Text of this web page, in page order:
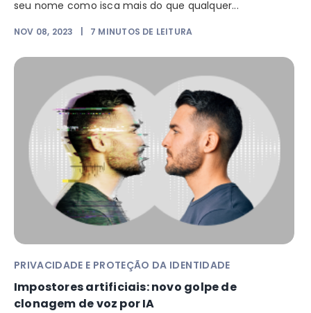
seu nome como isca mais do que qualquer...
NOV 08, 2023 7 MINUTOS DE LEITURA
PRIVACIDADE E PROTEÇÃO DA IDENTIDADE
Impostores artificiais: novo golpe de
clonagem de voz por IA